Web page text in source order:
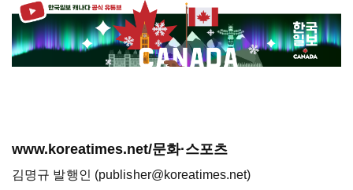
www.koreatimes.net/문화·스포츠
김명규 발행인 (publisher@koreatimes.net)